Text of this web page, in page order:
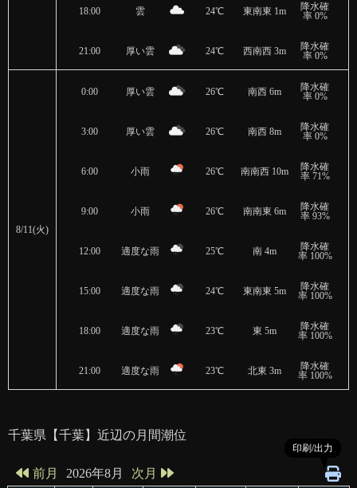
18:00 雲 24℃ 東南東 1m
降水確
率 0%
21:00 厚い雲 24℃ 西南西 3m
降水確
率 0%
8/11(火)
0:00 厚い雲 26℃ 南西 6m
降水確
率 0%
3:00 厚い雲 26℃ 南西 8m
降水確
率 0%
6:00 小雨 26℃ 南南西 10m
降水確
率 71%
9:00 小雨 26℃ 南南東 6m
降水確
率 93%
12:00 適度な雨 25℃ 南 4m
降水確
率 100%
15:00 適度な雨 24℃ 東南東 5m
降水確
率 100%
18:00 適度な雨 23℃ 東 5m
降水確
率 100%
21:00 適度な雨 23℃ 北東 3m
降水確
率 100%
千葉県 【千葉】 近辺の月間潮位
前月 2026年8月 次月
印刷/出力